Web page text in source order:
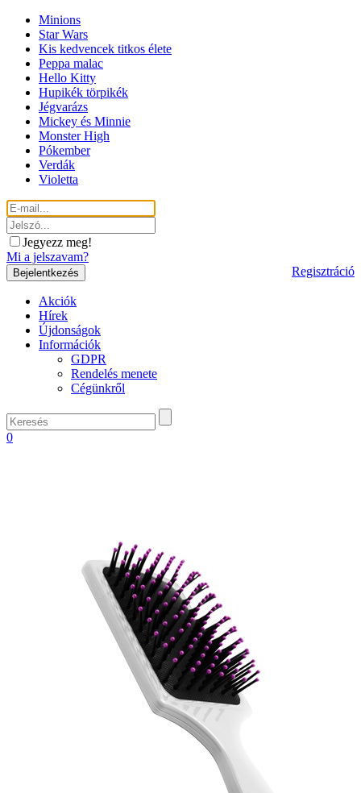
Minions
Star Wars
Kis kedvencek titkos élete
Peppa malac
Hello Kitty
Hupikék törpikék
Jégvarázs
Mickey és Minnie
Monster High
Pókember
Verdák
Violetta
Jegyezz meg!
Mi a jelszavam?
Regisztráció
Akciók
Hírek
Újdonságok
Információk
GDPR
Rendelés menete
Cégünkről
0